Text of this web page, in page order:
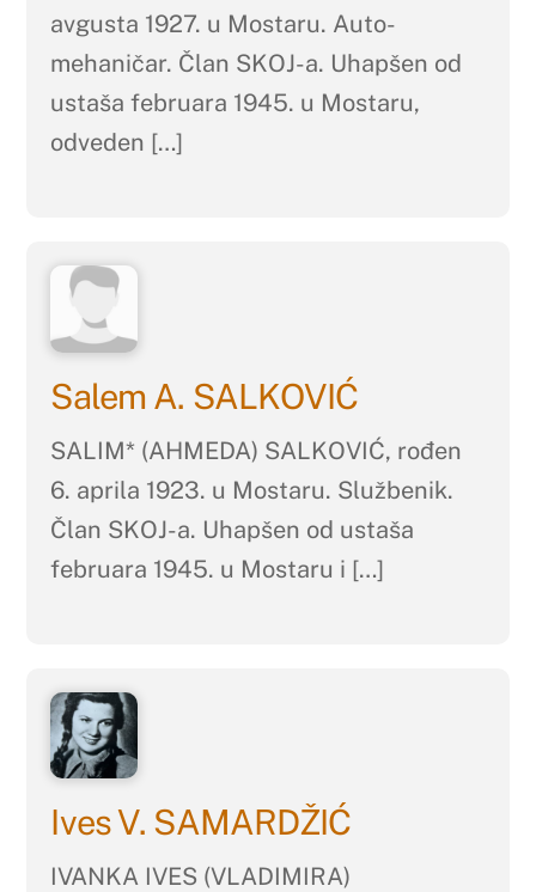
avgusta 1927. u Mostaru. Auto-
mehaničar. Član SKOJ-a. Uhapšen od
ustaša februara 1945. u Mostaru,
odveden […]
Salem A. SALKOVIĆ
SALIM* (AHMEDA) SALKOVIĆ, rođen
6. aprila 1923. u Mostaru. Službenik.
Član SKOJ-a. Uhapšen od ustaša
februara 1945. u Mostaru i […]
Ives V. SAMARDŽIĆ
IVANKA IVES (VLADIMIRA)